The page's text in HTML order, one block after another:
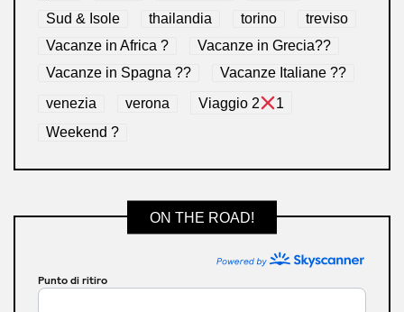
Sud & Isole
thailandia torino
treviso
Vacanze in Africa ?
Vacanze in Grecia??
Vacanze in Spagna ??
Vacanze Italiane ??
venezia verona Viaggio 2
1
Weekend ?
ON THE ROAD!